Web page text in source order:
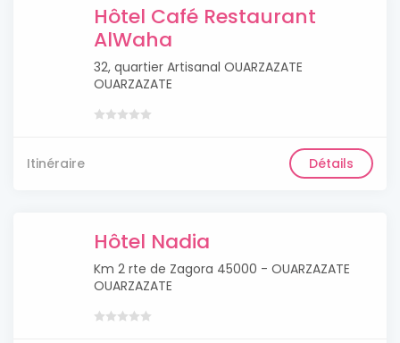
Hôtel Café Restaurant
AlWaha
32, quartier Artisanal OUARZAZATE
OUARZAZATE
Itinéraire Détails
Hôtel Nadia
Km 2 rte de Zagora 45000 - OUARZAZATE
OUARZAZATE